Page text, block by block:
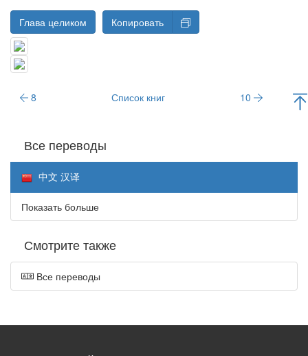
Глава целиком Копировать
8 Список книг 10
Все переводы
中文 汉译
Показать больше
Смотрите также
Все переводы